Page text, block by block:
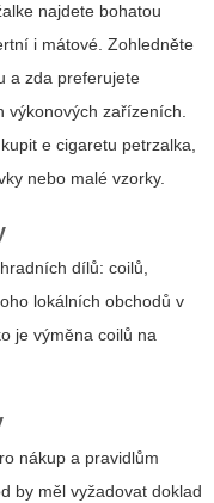
najdete bohatou
i mátové. Zohledněte
a zda preferujete
výkonových zařízeních.
e cigaretu petrzalka,
nebo malé vzorky.
dílů: coilů,
lokálních obchodů v
je výměna coilů na
nákup a pravidlům
by měl vyžadovat doklad